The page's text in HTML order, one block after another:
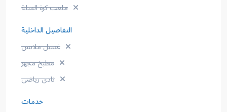
ملعب كرة السلة
التفاصيل الداخلية
غسيل ملابس
مطبخ مجهز
نادي رياضي
خدمات